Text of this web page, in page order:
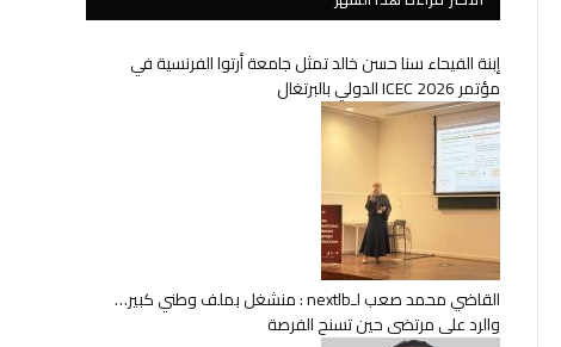
إبنة الفيحاء سنا حسن خالد تمثل جامعة أرتوا الفرنسية في
مؤتمر ICEC 2026 الدولي بالبرتغال
القاضي محمد صعب لـnextlb : منشغل بملف وطني كبير…
والرد على مرتضى حين تسنح الفرصة